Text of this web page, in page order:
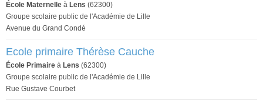
École Maternelle à Lens (62300)
Groupe scolaire public de l'Académie de Lille
Avenue du Grand Condé
Ecole primaire Thérèse Cauche
École Primaire à Lens (62300)
Groupe scolaire public de l'Académie de Lille
Rue Gustave Courbet